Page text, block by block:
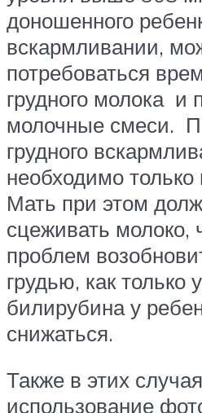
доношенного
вскармливании,
потребоваться
грудного молока и
молочные смеси.
грудного
необходимо
Мать при этом
сцеживать молоко,
проблем
грудью, как только
билирубина у
снижаться.
Также в этих
использование